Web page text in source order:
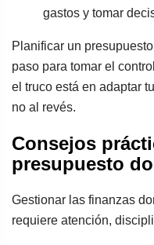
gastos y tomar
Planificar un
paso para tomar el
el truco está en adaptar
no al revés.
Consejos
presupuesto
Gestionar las finanzas
requiere atención,